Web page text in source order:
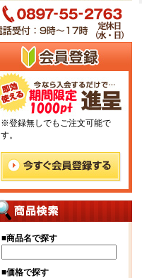
※登録無しでもご注文可能で
す。
■商品名で探す
■価格で探す